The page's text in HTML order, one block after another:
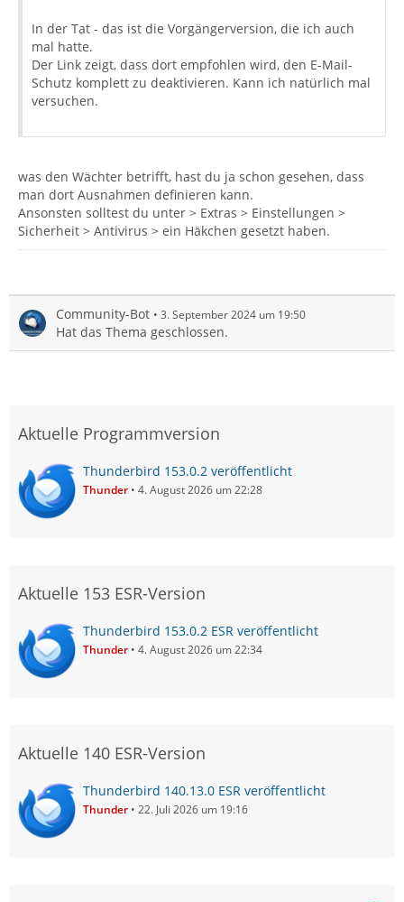
In der Tat - das ist die Vorgängerversion, die ich auch
mal hatte.
Der Link zeigt, dass dort empfohlen wird, den E-Mail-
Schutz komplett zu deaktivieren. Kann ich natürlich mal
versuchen.
was den Wächter betrifft, hast du ja schon gesehen, dass
man dort Ausnahmen definieren kann.
Ansonsten solltest du unter > Extras > Einstellungen >
Sicherheit > Antivirus > ein Häkchen gesetzt haben.
Community-Bot 3. September 2024 um 19:50
Hat das Thema geschlossen.
Aktuelle Programmversion
Thunderbird 153.0.2 veröffentlicht
Thunder 4. August 2026 um 22:28
Aktuelle 153 ESR-Version
Thunderbird 153.0.2 ESR veröffentlicht
Thunder 4. August 2026 um 22:34
Aktuelle 140 ESR-Version
Thunderbird 140.13.0 ESR veröffentlicht
Thunder 22. Juli 2026 um 19:16